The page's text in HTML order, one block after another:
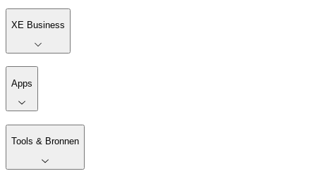
XE Business
Apps
Tools & Bronnen